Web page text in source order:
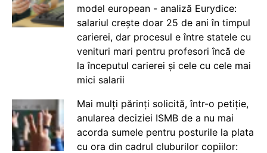
model european - analiză Eurydice:
salariul crește doar 25 de ani în timpul
carierei, dar procesul e între statele cu
venituri mari pentru profesori încă de
la începutul carierei și cele cu cele mai
mici salarii
Mai mulți părinți solicită, într-o petiție,
anularea deciziei ISMB de a nu mai
acorda sumele pentru posturile la plata
cu ora din cadrul cluburilor copiilor: